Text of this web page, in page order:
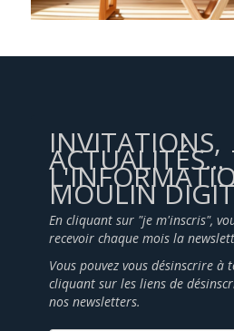
INVITATIONS,
MOULIN
En cliquant sur "je m'inscris",
recevoir chaque mois la
Vous pouvez vous désinscrire à
cliquant sur les liens de
nos newsletters.